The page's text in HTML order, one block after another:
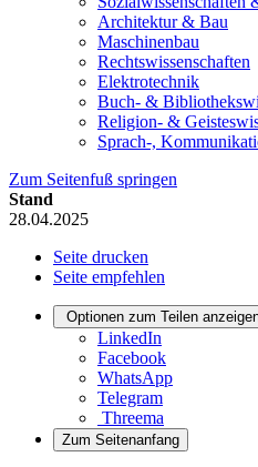
Architektur & Bau
Maschinenbau
Rechtswissenschaften
Elektrotechnik
Buch- &
Religion- &
Sprach-,
Zum Seitenfuß springen
Stand
28.04.2025
Seite drucken
Seite empfehlen
Optionen zum Teilen
LinkedIn
Facebook
WhatsApp
Telegram
Threema
Zum Seitenanfang